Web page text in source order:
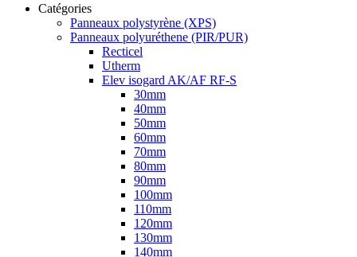
Catégories
Panneaux polystyrène (XPS)
Panneaux polyuréthene (PIR/PUR)
Recticel
Utherm
Elev isogard AK/AF RF-S
30mm
40mm
50mm
60mm
70mm
80mm
90mm
100mm
110mm
120mm
130mm
140mm